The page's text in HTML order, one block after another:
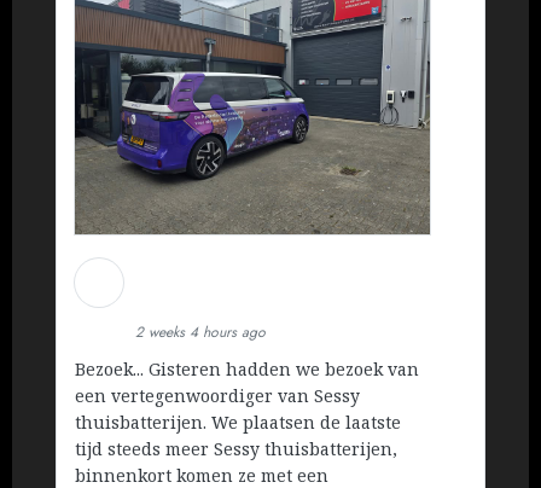
2 weeks 4 hours ago
Bezoek... Gisteren hadden we bezoek van
een vertegenwoordiger van Sessy
thuisbatterijen. We plaatsen de laatste
tijd steeds meer Sessy thuisbatterijen,
binnenkort komen ze met een